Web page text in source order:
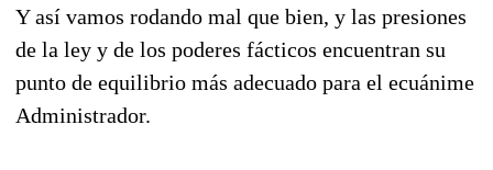
Y así vamos rodando mal que bien, y las presiones
de la ley y de los poderes fácticos encuentran su
punto de equilibrio más adecuado para el ecuánime
Administrador.